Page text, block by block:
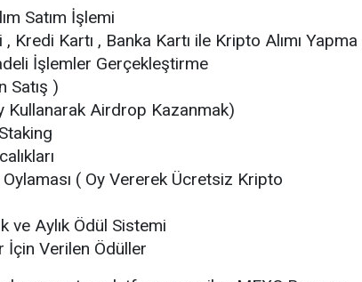
Satım İşlemi
Kredi Kartı , Banka Kartı ile Kripto Alımı Yapma
İşlemler Gerçekleştirme
Satış )
Kullanarak Airdrop Kazanmak)
( Oy Vererek Ücretsiz Kripto
ve Aylık Ödül Sistemi
İçin Verilen Ödüller